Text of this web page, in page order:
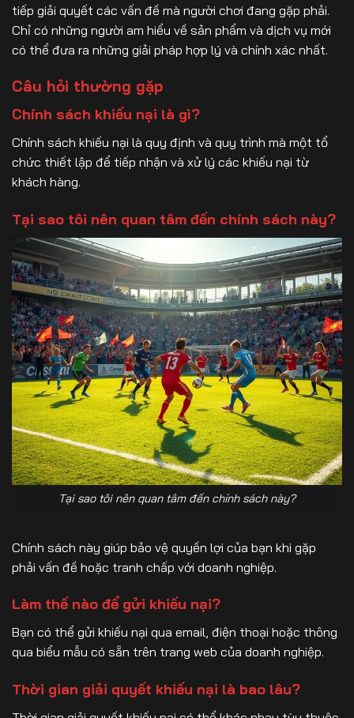
tiếp giải quyết các vấn đề mà người chơi đang gặp phải.
Chỉ có những người am hiểu về sản phẩm và dịch vụ mới
có thể đưa ra những giải pháp hợp lý và chính xác nhất.
Câu hỏi thường gặp
Chính sách khiếu nại là gì?
Chính sách khiếu nại là quy định và quy trình mà một tổ
chức thiết lập để tiếp nhận và xử lý các khiếu nại từ
khách hàng.
Tại sao tôi nên quan tâm đến chính sách này?
Tại sao tôi nên quan tâm đến chính sách này?
Chính sách này giúp bảo vệ quyền lợi của bạn khi gặp
phải vấn đề hoặc tranh chấp với doanh nghiệp.
Làm thế nào để gửi khiếu nại?
Bạn có thể gửi khiếu nại qua email, điện thoại hoặc thông
qua biểu mẫu có sẵn trên trang web của doanh nghiệp.
Thời gian giải quyết khiếu nại là bao lâu?